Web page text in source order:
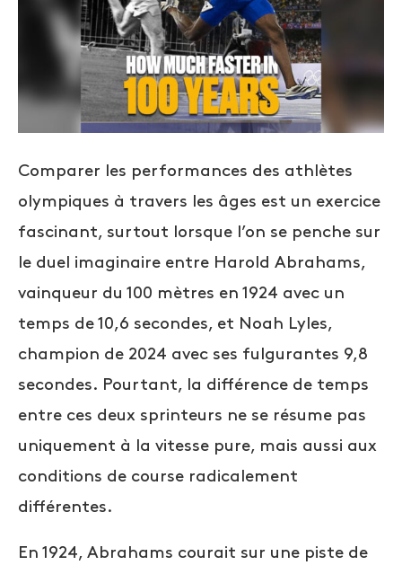
Comparer les performances des athlètes
olympiques à travers les âges est un exercice
fascinant, surtout lorsque l’on se penche sur
le duel imaginaire entre Harold Abrahams,
vainqueur du 100 mètres en 1924 avec un
temps de 10,6 secondes, et Noah Lyles,
champion de 2024 avec ses fulgurantes 9,8
secondes. Pourtant, la différence de temps
entre ces deux sprinteurs ne se résume pas
uniquement à la vitesse pure, mais aussi aux
conditions de course radicalement
différentes.
En 1924, Abrahams courait sur une piste de